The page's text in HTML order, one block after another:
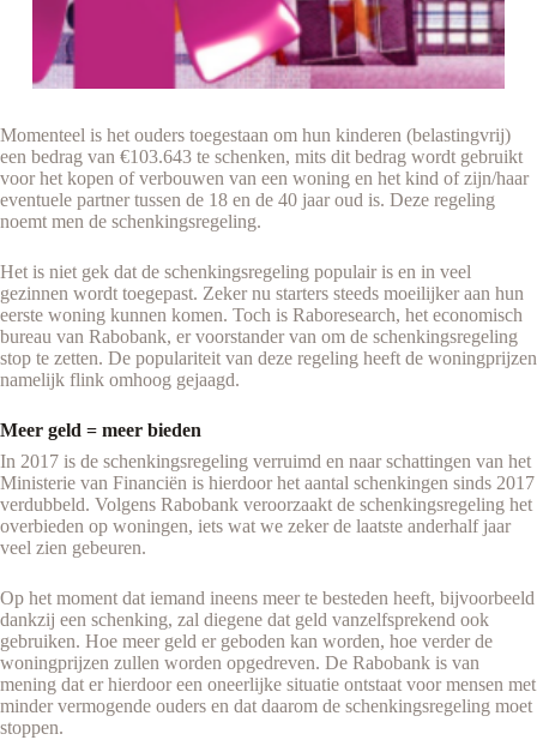
Momenteel is het ouders toegestaan om hun kinderen (belastingvrij)
een bedrag van €103.643 te schenken, mits dit bedrag wordt gebruikt
voor het kopen of verbouwen van een woning en het kind of zijn/haar
eventuele partner tussen de 18 en de 40 jaar oud is. Deze regeling
noemt men de schenkingsregeling.
Het is niet gek dat de schenkingsregeling populair is en in veel
gezinnen wordt toegepast. Zeker nu starters steeds moeilijker aan hun
eerste woning kunnen komen. Toch is Raboresearch, het economisch
bureau van Rabobank, er voorstander van om de schenkingsregeling
stop te zetten. De populariteit van deze regeling heeft de woningprijzen
namelijk flink omhoog gejaagd.
Meer geld = meer bieden
In 2017 is de schenkingsregeling verruimd en naar schattingen van het
Ministerie van Financiën is hierdoor het aantal schenkingen sinds 2017
verdubbeld. Volgens Rabobank veroorzaakt de schenkingsregeling het
overbieden op woningen, iets wat we zeker de laatste anderhalf jaar
veel zien gebeuren.
Op het moment dat iemand ineens meer te besteden heeft, bijvoorbeeld
dankzij een schenking, zal diegene dat geld vanzelfsprekend ook
gebruiken. Hoe meer geld er geboden kan worden, hoe verder de
woningprijzen zullen worden opgedreven. De Rabobank is van
mening dat er hierdoor een oneerlijke situatie ontstaat voor mensen met
minder vermogende ouders en dat daarom de schenkingsregeling moet
stoppen.